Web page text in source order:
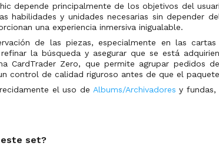
depende principalmente de los objetivos del
habilidades y unidades necesarias sin depender
una experiencia inmersiva inigualable.
de las piezas, especialmente en las
la búsqueda y asegurar que se está
CardTrader Zero, que permite agrupar pedidos
control de calidad riguroso antes de que el
el uso de Albums/Archivadores y fundas,
este set?